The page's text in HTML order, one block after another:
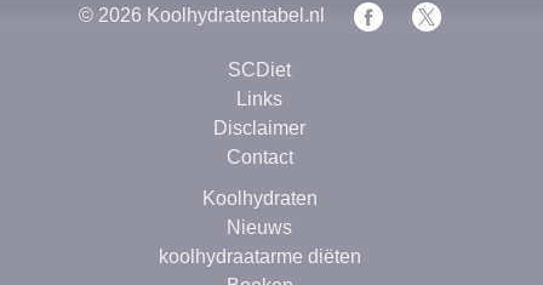
© 2026 Koolhydratentabel.nl
SCDiet
Links
Disclaimer
Contact
Koolhydraten
Nieuws
koolhydraatarme diëten